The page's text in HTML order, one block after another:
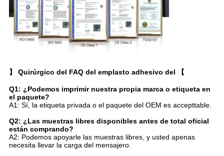
】 Quirúrgico del FAQ del emplasto adhesivo del 【
Q1: ¿Podemos imprimir nuestra propia marca o etiqueta en
el paquete?
A1: Sí, la etiqueta privada o el paquete del OEM es accepttable.
Q2: ¿Las muestras libres disponibles antes de total oficial
están comprando?
A2: Podemos apoyarle las muestras libres, y usted apenas
necesita llevar la carga del mensajero.